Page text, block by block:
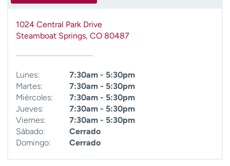
1024 Central Park Drive
Steamboat Springs, CO 80487
Lunes:
7:30am - 5:30pm
Martes:
7:30am - 5:30pm
Miércoles:
7:30am - 5:30pm
Jueves:
7:30am - 5:30pm
Viernes:
7:30am - 5:30pm
Sábado:
Cerrado
Domingo:
Cerrado